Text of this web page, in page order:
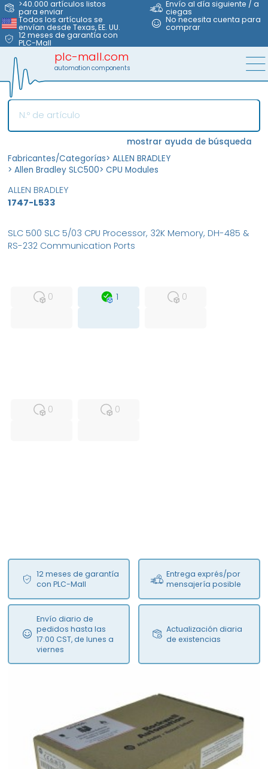
>40.000 artículos listos
para enviar
Envío al día siguiente / a
ciegas
Todos los artículos se
envían desde Texas, EE. UU.
No necesita cuenta para
comprar
12 meses de garantía con
PLC-Mall
plc-mall.com
automation components
mostrar ayuda de búsqueda
Fabricantes/Categorías> ALLEN BRADLEY
> Allen Bradley SLC500> CPU Modules
ALLEN BRADLEY
1747-L533
0
1
0
0
0
12 meses de garantía
con PLC-Mall
Entrega exprés/por
mensajería posible
Envío diario de
pedidos hasta las
17:00 CST, de lunes a
viernes
Actualización diaria
de existencias
SLC 500 SLC 5/03 CPU Processor, 32K Memory, DH-485 &
RS-232 Communication Ports